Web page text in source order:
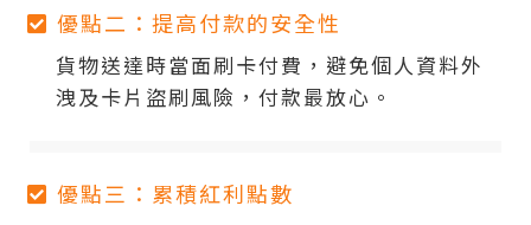
優點二：提高付款的安全性
貨物送達時當面刷卡付費，避免個人資料外
洩及卡片盜刷風險，付款最放心。
優點三：累積紅利點數